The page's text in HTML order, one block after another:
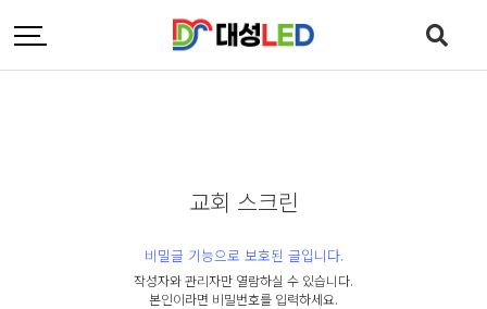
교회 스크린
비밀글 기능으로 보호된 글입니다.
작성자와 관리자만 열람하실 수 있습니다.
본인이라면 비밀번호를 입력하세요.